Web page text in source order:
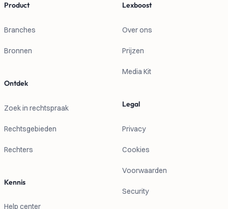
Product
Branches
Bronnen
Ontdek
Zoek in rechtspraak
Rechtsgebieden
Rechters
Kennis
Help center
Lexboost
Over ons
Prijzen
Media Kit
Legal
Privacy
Cookies
Voorwaarden
Security